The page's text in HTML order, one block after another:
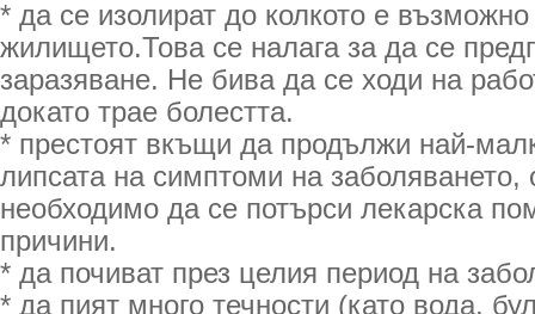
* да се изолират до колкото е
жилището.Това се налага за да се
заразяване. Не бива да се ходи на
докато трае болестта.
* престоят вкъщи да продължи най-
липсата на симптоми на заболяването,
необходимо да се потърси лекарска
причини.
* да почиват през целия период на
* да пият много течности (като вода,